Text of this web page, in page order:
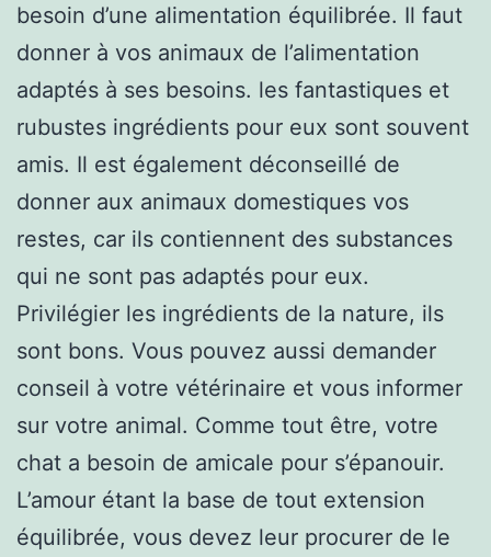
besoin d’une alimentation équilibrée. Il faut
donner à vos animaux de l’alimentation
adaptés à ses besoins. les fantastiques et
rubustes ingrédients pour eux sont souvent
amis. Il est également déconseillé de
donner aux animaux domestiques vos
restes, car ils contiennent des substances
qui ne sont pas adaptés pour eux.
Privilégier les ingrédients de la nature, ils
sont bons. Vous pouvez aussi demander
conseil à votre vétérinaire et vous informer
sur votre animal. Comme tout être, votre
chat a besoin de amicale pour s’épanouir.
L’amour étant la base de tout extension
équilibrée, vous devez leur procurer de le